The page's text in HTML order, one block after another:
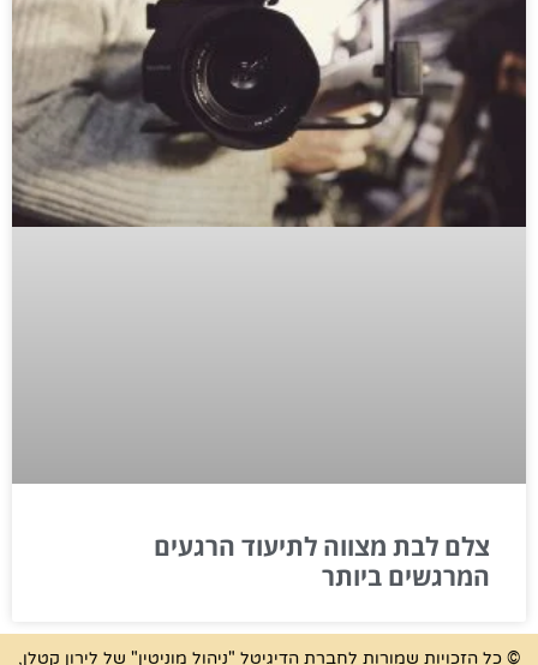
צלם לבת מצווה לתיעוד הרגעים
המרגשים ביותר
© כל הזכויות שמורות לחברת הדיגיטל "ניהול מוניטין" של לירון קטלן,